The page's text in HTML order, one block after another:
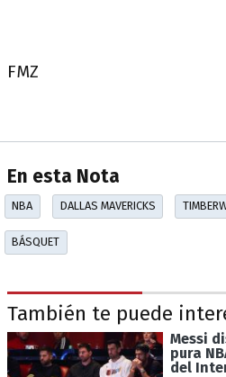
FMZ
En esta Nota
NBA DALLAS MAVERICKS
BÁSQUET
También te puede
Messi
pura
del